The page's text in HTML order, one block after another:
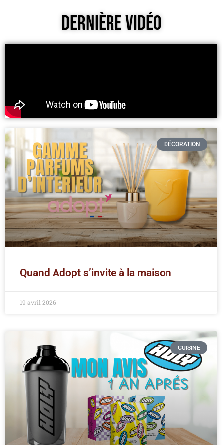
Dernière Vidéo
DÉCORATION
Quand Adopt s’invite à la maison
19 avril 2026
CUISINE